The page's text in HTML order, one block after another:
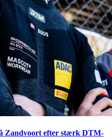
Zandvoort efter stærk DTM-